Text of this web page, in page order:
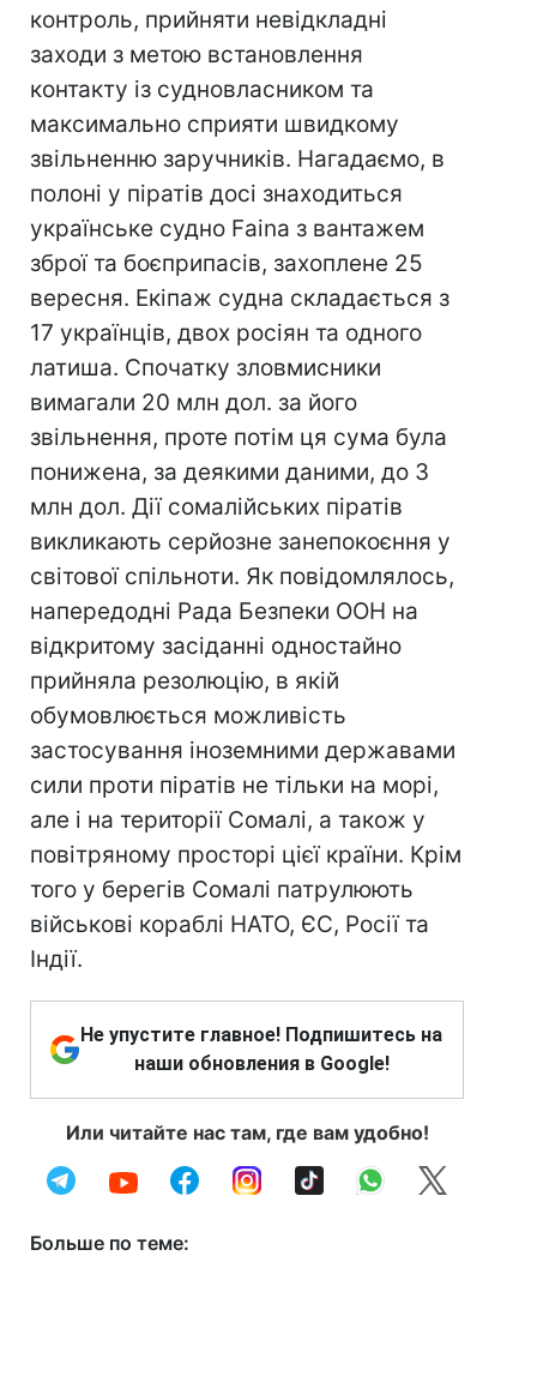
контроль, прийняти невідкладні
заходи з метою встановлення
контакту із судновласником та
максимально сприяти швидкому
звільненню заручників. Нагадаємо, в
полоні у піратів досі знаходиться
українське судно Faina з вантажем
зброї та боєприпасів, захоплене 25
вересня. Екіпаж судна складається з
17 українців, двох росіян та одного
латиша. Спочатку зловмисники
вимагали 20 млн дол. за його
звільнення, проте потім ця сума була
понижена, за деякими даними, до 3
млн дол. Дії сомалійських піратів
викликають серйозне занепокоєння у
світової спільноти. Як повідомлялось,
напередодні Рада Безпеки ООН на
відкритому засіданні одностайно
прийняла резолюцію, в якій
обумовлюється можливість
застосування іноземними державами
сили проти піратів не тільки на морі,
але і на території Сомалі, а також у
повітряному просторі цієї країни. Крім
того у берегів Сомалі патрулюють
військові кораблі НАТО, ЄС, Росії та
Індії.
Не упустите главное! Подпишитесь на
наши обновления в Google!
Или читайте нас там, где вам удобно!
Больше по теме: